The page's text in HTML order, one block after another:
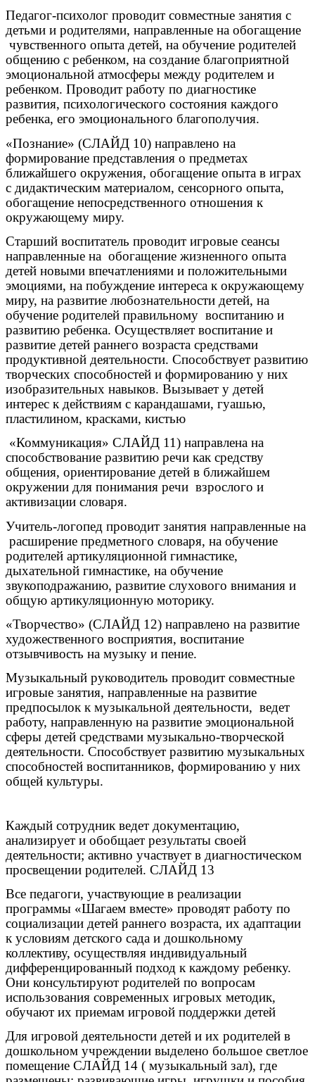
Педагог-психолог проводит совместные занятия с
детьми и родителями, направленные на обогащение
чувственного опыта детей, на обучение родителей
общению с ребенком, на создание благоприятной
эмоциональной атмосферы между родителем и
ребенком. Проводит работу по диагностике
развития, психологического состояния каждого
ребенка, его эмоционального благополучия.
«Познание» (СЛАЙД 10) направлено на
формирование представления о предметах
ближайшего окружения, обогащение опыта в играх
с дидактическим материалом, сенсорного опыта,
обогащение непосредственного отношения к
окружающему миру.
Старший воспитатель проводит игровые сеансы
направленные на обогащение жизненного опыта
детей новыми впечатлениями и положительными
эмоциями, на побуждение интереса к окружающему
миру, на развитие любознательности детей, на
обучение родителей правильному воспитанию и
развитию ребенка. Осуществляет воспитание и
развитие детей раннего возраста средствами
продуктивной деятельности. Способствует развитию
творческих способностей и формированию у них
изобразительных навыков. Вызывает у детей
интерес к действиям с карандашами, гуашью,
пластилином, красками, кистью
«Коммуникация» СЛАЙД 11) направлена на
способствование развитию речи как средству
общения, ориентирование детей в ближайшем
окружении для понимания речи взрослого и
активизации словаря.
Учитель-логопед проводит занятия направленные на
расширение предметного словаря, на обучение
родителей артикуляционной гимнастике,
дыхательной гимнастике, на обучение
звукоподражанию, развитие слухового внимания и
общую артикуляционную моторику.
«Творчество» (СЛАЙД 12) направлено на развитие
художественного восприятия, воспитание
отзывчивость на музыку и пение.
Музыкальный руководитель проводит совместные
игровые занятия, направленные на развитие
предпосылок к музыкальной деятельности, ведет
работу, направленную на развитие эмоциональной
сферы детей средствами музыкально-творческой
деятельности. Способствует развитию музыкальных
способностей воспитанников, формированию у них
общей культуры.
Каждый сотрудник ведет документацию,
анализирует и обобщает результаты своей
деятельности; активно участвует в диагностическом
просвещении родителей. СЛАЙД 13
Все педагоги, участвующие в реализации
программы «Шагаем вместе» проводят работу по
социализации детей раннего возраста, их адаптации
к условиям детского сада и дошкольному
коллективу, осуществляя индивидуальный
дифференцированный подход к каждому ребенку.
Они консультируют родителей по вопросам
использования современных игровых методик,
обучают их приемам игровой поддержки детей
Для игровой деятельности детей и их родителей в
дошкольном учреждении выделено большое светлое
помещение СЛАЙД 14 ( музыкальный зал), где